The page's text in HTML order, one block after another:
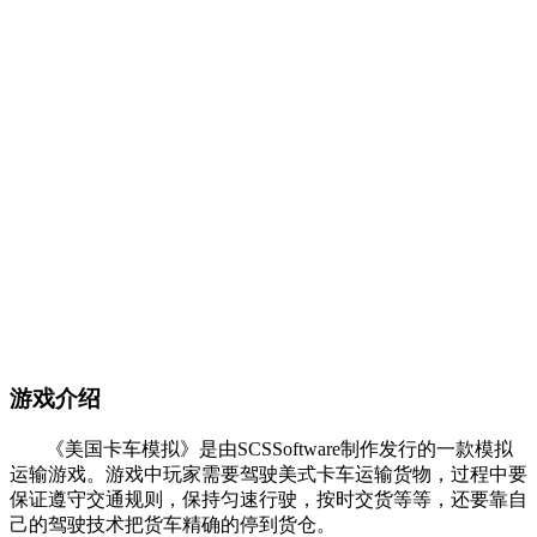
游戏介绍
《美国卡车模拟》是由SCSSoftware制作发行的一款模拟
运输游戏。游戏中玩家需要驾驶美式卡车运输货物，过程中要
保证遵守交通规则，保持匀速行驶，按时交货等等，还要靠自
己的驾驶技术把货车精确的停到货仓。